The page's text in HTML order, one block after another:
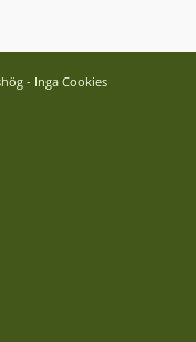
- Inga Cookies